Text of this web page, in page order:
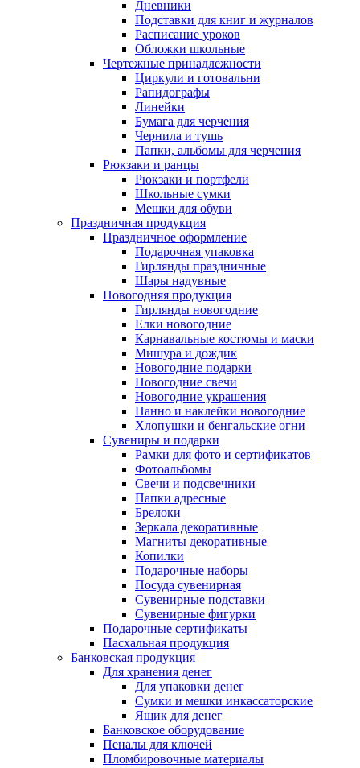
Дневники
Подставки для книг и журналов
Расписание уроков
Обложки школьные
Чертежные принадлежности
Циркули и готовальни
Рапидографы
Линейки
Бумага для черчения
Чернила и тушь
Папки, альбомы для черчения
Рюкзаки и ранцы
Рюкзаки и портфели
Школьные сумки
Мешки для обуви
Праздничная продукция
Праздничное оформление
Подарочная упаковка
Гирлянды праздничные
Шары надувные
Новогодняя продукция
Гирлянды новогодние
Елки новогодние
Карнавальные костюмы и маски
Мишура и дождик
Новогодние подарки
Новогодние свечи
Новогодние украшения
Панно и наклейки новогодние
Хлопушки и бенгальские огни
Сувениры и подарки
Рамки для фото и сертификатов
Фотоальбомы
Свечи и подсвечники
Папки адресные
Брелоки
Зеркала декоративные
Магниты декоративные
Копилки
Подарочные наборы
Посуда сувенирная
Сувенирные подставки
Сувенирные фигурки
Подарочные сертификаты
Пасхальная продукция
Банковская продукция
Для хранения денег
Для упаковки денег
Сумки и мешки инкассаторские
Ящик для денег
Банковское оборудование
Пеналы для ключей
Пломбировочные материалы